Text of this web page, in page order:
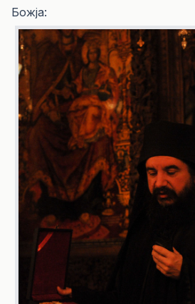
Божја: